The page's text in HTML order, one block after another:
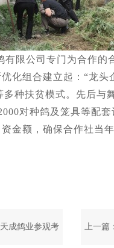
公司专门为合作的
化组合建立起：“龙
种扶贫模式。先后与
对种鸽及笼具等配
金额，确保合作社当
成鸽业参观考 上一篇：